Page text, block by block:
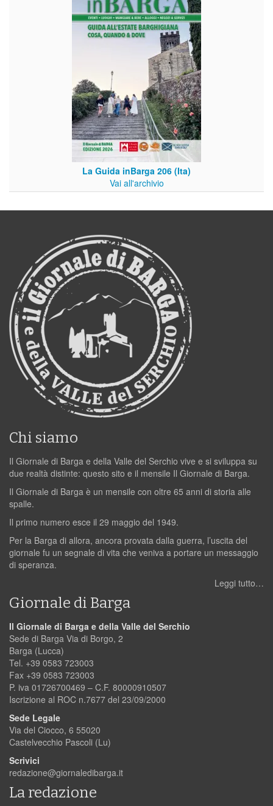
La Guida inBarga 206 (Ita)
Vai all'archivio
Chi siamo
Il Giornale di Barga e della Valle del Serchio vive e si sviluppa su
due realtà distinte: questo sito e il mensile Il Giornale di Barga.
Il Giornale di Barga è un mensile con oltre 65 anni di storia alle
spalle.
Il primo numero esce il 29 maggio del 1949.
Per la Barga di allora, ancora provata dalla guerra, l’uscita del
giornale fu un segnale di vita che veniva a portare un messaggio
di speranza.
Leggi tutto…
Giornale di Barga
Il Giornale di Barga e della Valle del Serchio
Sede di Barga Via di Borgo, 2
Barga (Lucca)
Tel. +39 0583 723003
Fax +39 0583 723003
P. iva 01726700469 – C.F. 80000910507
Iscrizione al ROC n.7677 del 23/09/2000
Sede Legale
Via del Ciocco, 6 55020
Castelvecchio Pascoli (Lu)
Scrivici
redazione@giornaledibarga.it
La redazione